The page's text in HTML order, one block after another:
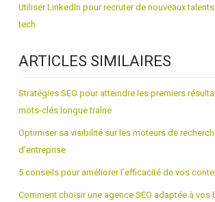
Utiliser LinkedIn pour recruter de nouveaux
tech
ARTICLES SIMILAIRES
Stratégies SEO pour atteindre les premiers
mots-clés longue traîne
Optimiser sa visibilité sur les moteurs de
d’entreprise
5 conseils pour améliorer l’efficacité de vos
Comment choisir une agence SEO adaptée à vos